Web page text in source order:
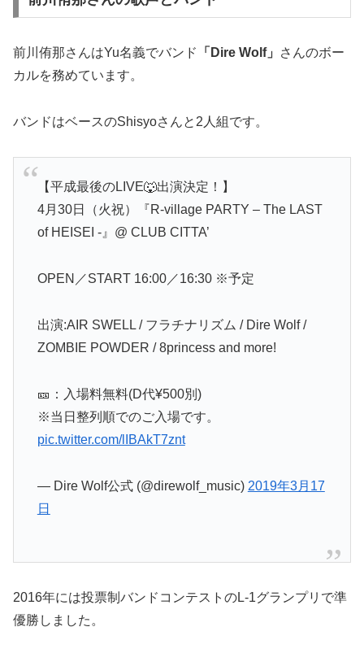
前川侑那さんはYu名義でバンド 「Dire Wolf」
さんのボー
カルを務めています。
バンドはベースのShisyoさんと2人組です。
【平成最後のLIVE🐺出演決定！】
4月30日（火祝）『R-village PARTY – The LAST
of HEISEI -』@ CLUB CITTA’
OPEN／START 16:00／16:30 ※予定
出演:AIR SWELL / フラチナリズム / Dire Wolf /
ZOMBIE POWDER / 8princess and more!
🎫：入場料無料(D代¥500別)
※当日整列順でのご入場です。
pic.twitter.com/lIBAkT7znt
— Dire Wolf公式 (@direwolf_music) 2019年3月17
日
2016年には投票制バンドコンテストのL-1グランプリで準
優勝しました。